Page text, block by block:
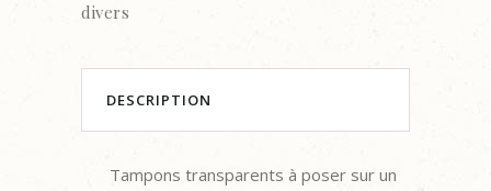
divers
DESCRIPTION
Tampons transparents à poser sur un